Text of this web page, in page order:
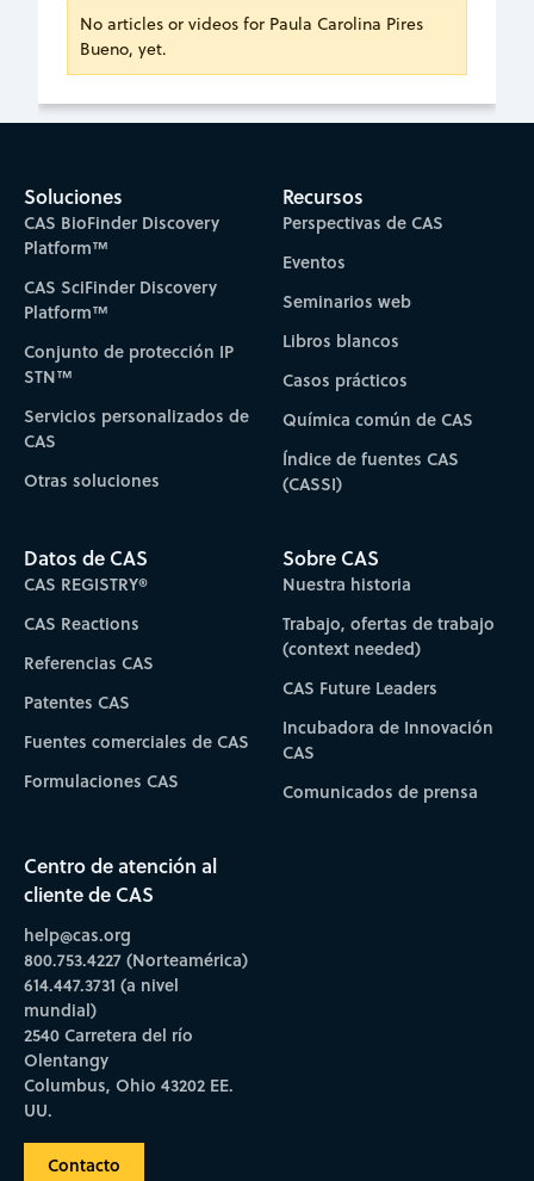
No articles or videos for Paula Carolina Pires
Bueno, yet.
Soluciones
CAS BioFinder Discovery
Platform™
CAS SciFinder Discovery
Platform™
Conjunto de protección IP
STN™
Servicios personalizados de
CAS
Otras soluciones
Recursos
Perspectivas de CAS
Eventos
Seminarios web
Libros blancos
Casos prácticos
Química común de CAS
Índice de fuentes CAS
(CASSI)
Datos de CAS
CAS REGISTRY®
CAS Reactions
Referencias CAS
Patentes CAS
Fuentes comerciales de CAS
Formulaciones CAS
Sobre CAS
Nuestra historia
Trabajo, ofertas de trabajo
(context needed)
CAS Future Leaders
Incubadora de Innovación
CAS
Comunicados de prensa
Centro de atención al
cliente de CAS
help@cas.org
800.753.4227 (Norteamérica)
614.447.3731 (a nivel
mundial)
2540 Carretera del río
Olentangy
Columbus, Ohio 43202 EE.
UU.
Contacto